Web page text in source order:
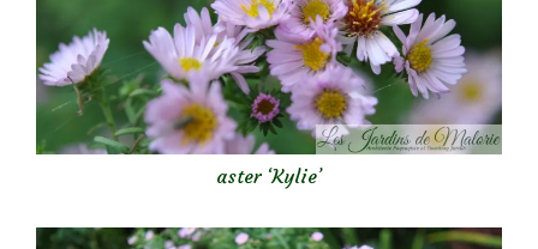
aster ‘Kylie’